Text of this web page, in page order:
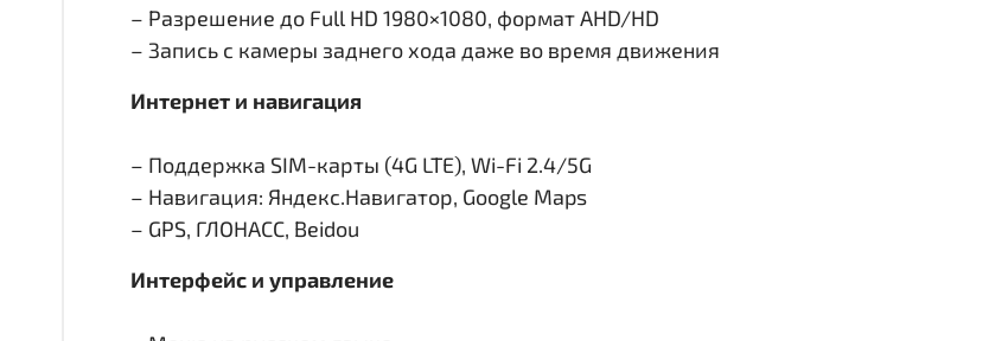
– Разрешение до Full HD 1980×1080, формат AHD/HD
– Запись с камеры заднего хода даже во время движения
Интернет и навигация
– Поддержка SIM-карты (4G LTE), Wi-Fi 2.4/5G
– Навигация: Яндекс.Навигатор, Google Maps
– GPS, ГЛОНАСС, Beidou
Интерфейс и управление